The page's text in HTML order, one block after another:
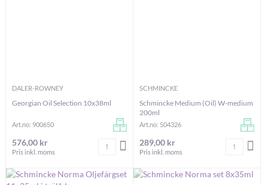
DALER-ROWNEY
Georgian Oil Selection 10x38ml
Art.no: 900650
576,00 kr
Pris inkl. moms
Antal LÄGG I VARUKORGEN
SCHMINCKE
Schmincke Medium (Oil) W-medium
200ml
Art.no: 504326
289,00 kr
Pris inkl. moms
Antal